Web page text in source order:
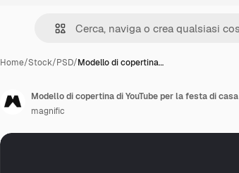
Home/Stock/PSD/Modello di copertina…
Modello di copertina di YouTube per la festa di casa
magnific